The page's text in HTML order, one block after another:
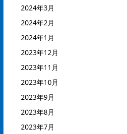
2024年3月
2024年2月
2024年1月
2023年12月
2023年11月
2023年10月
2023年9月
2023年8月
2023年7月